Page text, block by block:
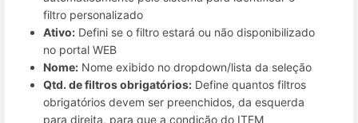
filtro personalizado
Ativo: Defini se o filtro estará ou não disponibilizado
no portal WEB
Nome: Nome exibido no dropdown/lista da seleção
Qtd. de filtros obrigatórios: Define quantos filtros
obrigatórios devem ser preenchidos, da esquerda
para direita, para que a condição do ITEM